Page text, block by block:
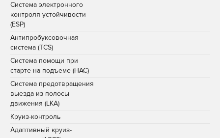
Система электронного
контроля устойчивости
(ESP)
Антипробуксовочная
система (TCS)
Система помощи при
старте на подъеме (HAC)
Система предотвращения
выезда из полосы
движения (LKA)
Круиз-контроль
Адаптивный круиз-